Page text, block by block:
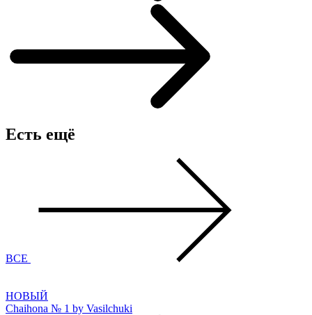
Есть ещё
ВСЕ
НОВЫЙ
Chaihona № 1 by Vasilchuki